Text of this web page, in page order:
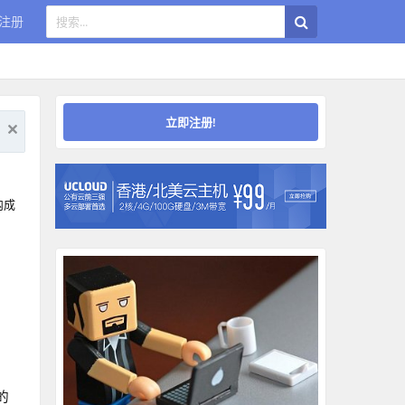
册
成
立即注册!